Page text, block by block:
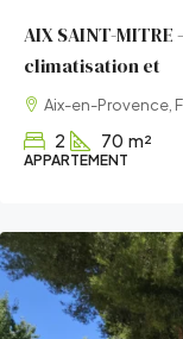
AIX SAINT-
climatisation et
Aix-en-Provence,
2 70 m²
APPARTEMENT